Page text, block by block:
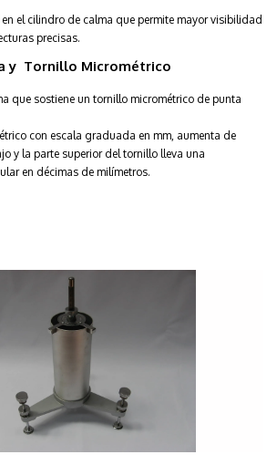
el cilindro de calma que permite mayor visibilidad
precisas.
y Tornillo Micrométrico
que sostiene un tornillo micrométrico de punta
con escala graduada en mm, aumenta de
y la parte superior del tornillo lleva una
en décimas de milímetros.